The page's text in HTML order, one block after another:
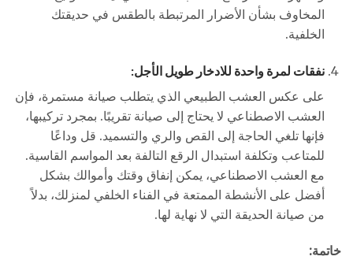
المخاوف بشأن الأضرار المرتبطة بالطقس في حديقتك
الخلفية.
نفقات لمرة واحدة للادخار طويل الأجل:
على عكس العشب الطبيعي الذي يتطلب صيانة مستمرة، فإن
العشب الاصطناعي لا يحتاج إلى صيانة تقريبًا. بمجرد تركيبها،
فإنها تلغي الحاجة إلى القص والري والتسميد. قل وداعًا
للمتاعب وتكلفة استبدال الرقع التالفة بعد المواسم القاسية.
مع العشب الاصطناعي، يمكن إنفاق وقتك وأموالك بشكل
أفضل على الأنشطة الممتعة في الفناء الخلفي لمنزلك، بدلاً
من صيانة الحديقة التي لا نهاية لها.
خاتمة: